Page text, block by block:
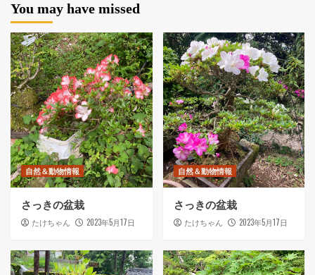
You may have missed
自然＆動物情報
さっきの盆栽
たけちゃん 2023年5月17日
自然＆動物情報
さっきの盆栽
たけちゃん 2023年5月17日